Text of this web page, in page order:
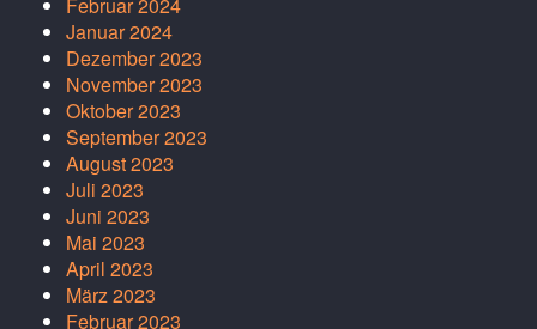
Januar 2024
Dezember 2023
November 2023
Oktober 2023
September 2023
August 2023
Juli 2023
Juni 2023
Mai 2023
April 2023
März 2023
Februar 2023